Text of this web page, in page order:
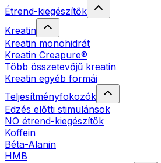
Étrend-kiegészítők
Kreatin
Kreatin monohidrát
Kreatin Creapure®
Több összetevőjű kreatin
Kreatin egyéb formái
Teljesítményfokozók
Edzés előtti stimulánsok
NO étrend-kiegészítők
Koffein
Béta-Alanin
HMB